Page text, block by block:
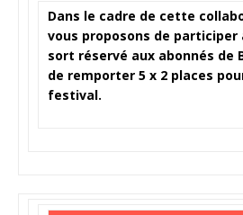
Dans le cadre de cette
vous proposons de
sort réservé aux abonnés de
de remporter 5 x 2 places
festival.